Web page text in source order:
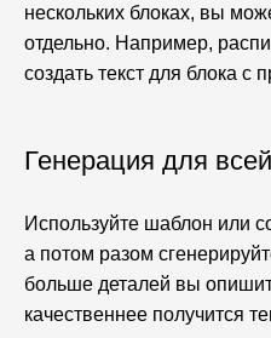
нескольких блоках, вы
отдельно. Например,
создать текст для блока с
Генерация для
Используйте шаблон или
а потом разом
больше деталей вы
качественнее получится